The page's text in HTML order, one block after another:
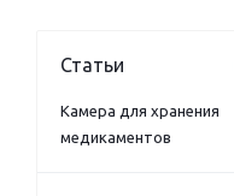
Статьи
Камера для хранения
медикаментов